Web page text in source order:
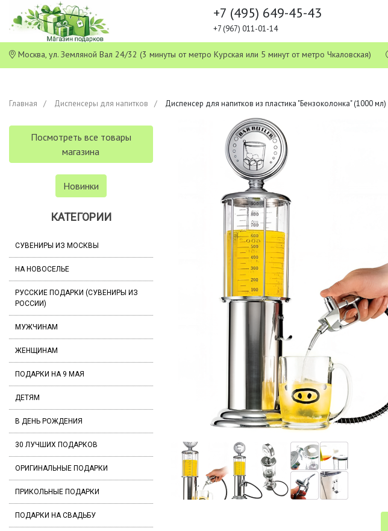
+7 (495) 649-45-43
+7 (967) 011-01-14
Москва, ул. Земляной Вал 24/32 (3 минуты от метро Курская или 5 минут от метро Чкаловская)
Главная Диспенсеры для напитков Диспенсер для напитков из пластика "Бензоколонка" (1000 мл)
Посмотреть все товары
магазина
Новинки
КАТЕГОРИИ
СУВЕНИРЫ ИЗ МОСКВЫ
НА НОВОСЕЛЬЕ
РУССКИЕ ПОДАРКИ (СУВЕНИРЫ ИЗ
РОССИИ)
МУЖЧИНАМ
ЖЕНЩИНАМ
ПОДАРКИ НА 9 МАЯ
ДЕТЯМ
В ДЕНЬ РОЖДЕНИЯ
30 ЛУЧШИХ ПОДАРКОВ
ОРИГИНАЛЬНЫЕ ПОДАРКИ
ПРИКОЛЬНЫЕ ПОДАРКИ
ПОДАРКИ НА СВАДЬБУ